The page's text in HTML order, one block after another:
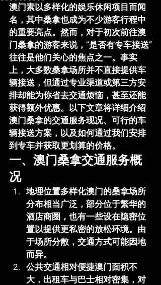
澳门素以多样化的娱乐休闲项目而闻
名，其中桑拿也成为不少游客行程中
的重要亮点。然而，对于初次前往澳
门桑拿的游客来说，“是否有专车接送”
往往是他们关心的焦点之一。事实
上，大多数桑拿场所并不直接提供车
辆接送，但通过专业渠道或第三方安
排却能为你省去交通烦恼，甚至还能
获得额外优惠。以下文章将详细介绍
澳门桑拿的交通服务现况、可行的车
辆接送方案，以及如何通过我们安排
到专车并获取更划算的价格。
一、澳门桑拿交通服务概
况
地理位置多样化澳门的桑拿场所
分布相当广泛，部分位于繁华的
酒店商圈，也有一些设在隐密位
置以提供更私密的放松环境。由
于场所分散，交通方式可能因地
而异。
公共交通相对便捷澳门面积不
大，出租车与巴士相对密集，对